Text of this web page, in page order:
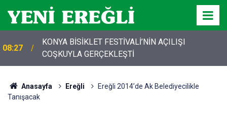
08:27
KONYA BİSİKLET FESTİVALİ’NİN AÇILIŞI
COŞKUYLA GERÇEKLEŞTİ
Anasayfa Ereğli
Ereğli 2014’de Ak Belediyecilikle
Tanışacak